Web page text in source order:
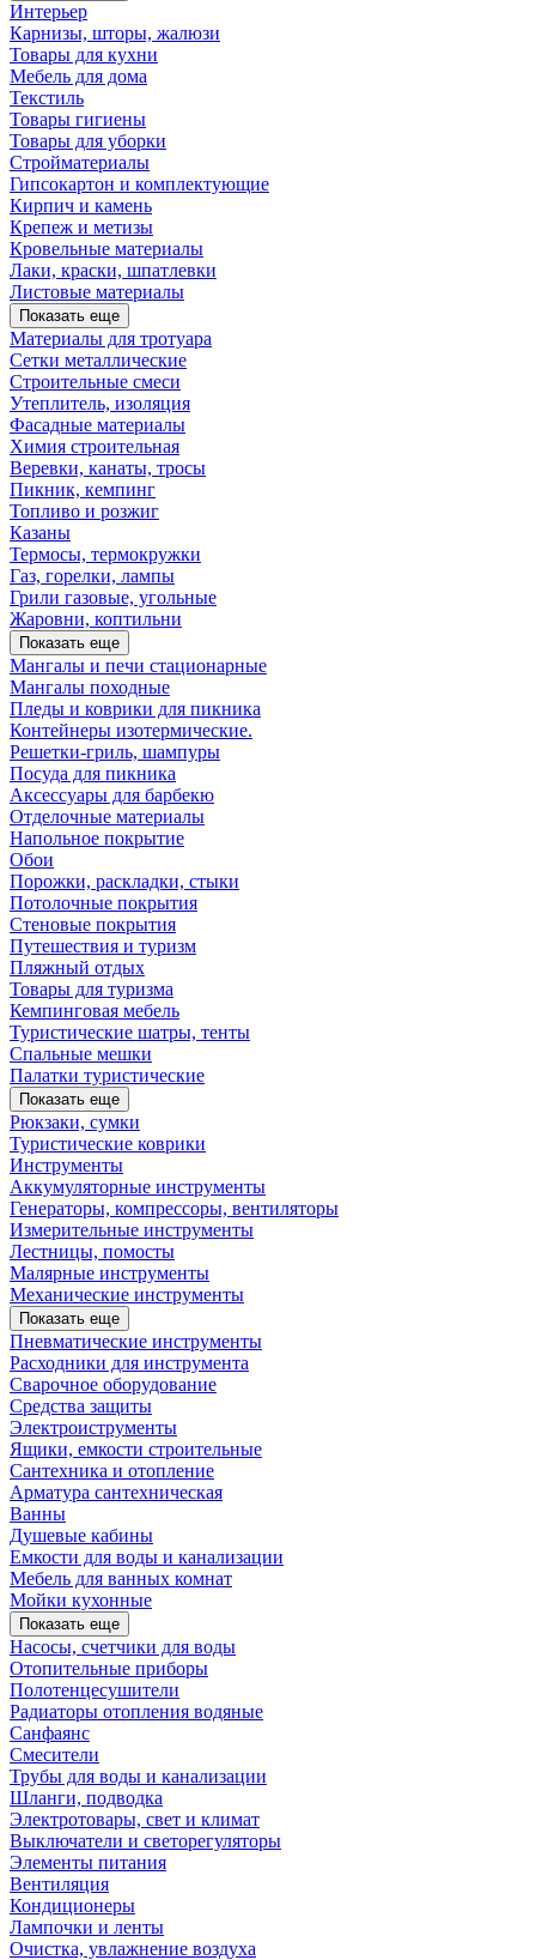
Интерьер
Карнизы, шторы, жалюзи
Товары для кухни
Мебель для дома
Текстиль
Товары гигиены
Товары для уборки
Стройматериалы
Гипсокартон и комплектующие
Кирпич и камень
Крепеж и метизы
Кровельные материалы
Лаки, краски, шпатлевки
Листовые материалы
Показать еще
Материалы для тротуара
Сетки металлические
Строительные смеси
Утеплитель, изоляция
Фасадные материалы
Химия строительная
Веревки, канаты, тросы
Пикник, кемпинг
Топливо и розжиг
Казаны
Термосы, термокружки
Газ, горелки, лампы
Грили газовые, угольные
Жаровни, коптильни
Показать еще
Мангалы и печи стационарные
Мангалы походные
Пледы и коврики для пикника
Контейнеры изотермические.
Решетки-гриль, шампуры
Посуда для пикника
Аксессуары для барбекю
Отделочные материалы
Напольное покрытие
Обои
Порожки, раскладки, стыки
Потолочные покрытия
Стеновые покрытия
Путешествия и туризм
Пляжный отдых
Товары для туризма
Кемпинговая мебель
Туристические шатры, тенты
Спальные мешки
Палатки туристические
Показать еще
Рюкзаки, сумки
Туристические коврики
Инструменты
Аккумуляторные инструменты
Генераторы, компрессоры, вентиляторы
Измерительные инструменты
Лестницы, помосты
Малярные инструменты
Механические инструменты
Показать еще
Пневматические инструменты
Расходники для инструмента
Сварочное оборудование
Средства защиты
Электроиструменты
Ящики, емкости строительные
Сантехника и отопление
Арматура сантехническая
Ванны
Душевые кабины
Емкости для воды и канализации
Мебель для ванных комнат
Мойки кухонные
Показать еще
Насосы, счетчики для воды
Отопительные приборы
Полотенцесушители
Радиаторы отопления водяные
Санфаянс
Смесители
Трубы для воды и канализации
Шланги, подводка
Электротовары, свет и климат
Выключатели и светорегуляторы
Элементы питания
Вентиляция
Кондиционеры
Лампочки и ленты
Очистка, увлажнение воздуха